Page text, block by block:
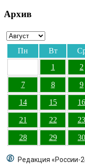
Архив
Пн Вт
1
2
7 8 9
14 15 16
21 22 23
28 29 30
Редакция «России-